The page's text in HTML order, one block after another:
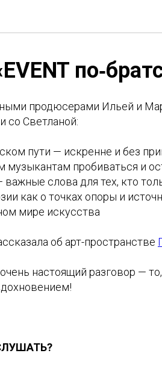
продюсерами Ильей и
со Светланой:
пути — искренне и без
музыкантам пробиваться и
слова для тех, кто
как о точках опоры и
мире искусства
об арт-пространстве
настоящий разговор —